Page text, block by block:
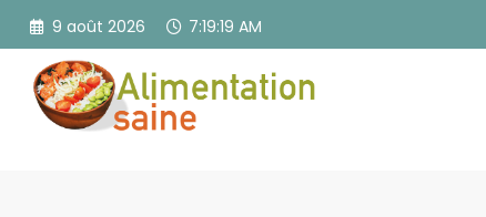
Aller
contenu
9 août 2026 7:19:21 AM